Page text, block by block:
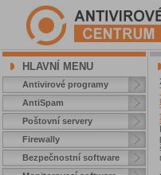
HLAVNÍ MENU
Antivirové programy
AntiSpam
Poštovní servery
Firewally
Bezpečnostní software